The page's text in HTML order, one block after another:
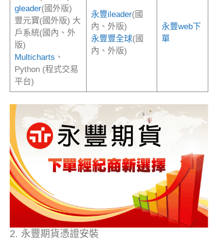
gleader(國外版)
豐元寶(國外版) 大
戶系統(國內、外
版)
Multicharts 、
Python (程式交易
平台)
永豐ileader(國
內、外版)
永豐豐全球(國
內、外版)
永豐web下
單
2. 永豐期貨憑證安裝